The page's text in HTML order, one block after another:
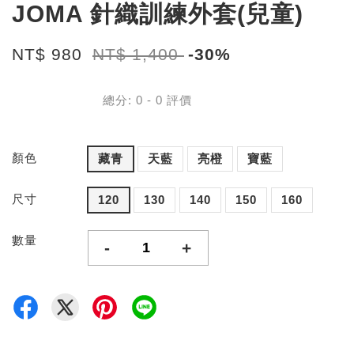
JOMA 針織訓練外套(兒童)
NT$ 980 NT$ 1,400 -30%
總分: 0 - 0 評價
顏色 藏青 天藍 亮橙 寶藍
尺寸 120 130 140 150 160
數量 - +